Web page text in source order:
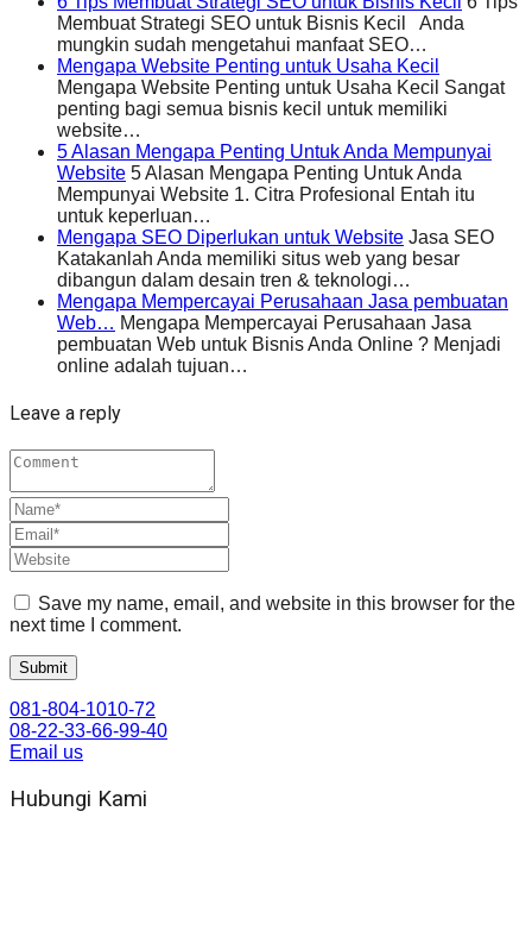
Membuat Strategi SEO untuk Bisnis Kecil Anda
mungkin sudah mengetahui manfaat SEO…
Mengapa Website Penting untuk Usaha Kecil
Mengapa Website Penting untuk Usaha Kecil Sangat
penting bagi semua bisnis kecil untuk memiliki
website…
5 Alasan Mengapa Penting Untuk Anda Mempunyai
Website 5 Alasan Mengapa Penting Untuk Anda
Mempunyai Website 1. Citra Profesional Entah itu
untuk keperluan…
Mengapa SEO Diperlukan untuk Website Jasa SEO
Katakanlah Anda memiliki situs web yang besar
dibangun dalam desain tren & teknologi…
Mengapa Mempercayai Perusahaan Jasa pembuatan
Web… Mengapa Mempercayai Perusahaan Jasa
pembuatan Web untuk Bisnis Anda Online ? Menjadi
online adalah tujuan…
Leave a reply
Save my name, email, and website in this browser for the
next time I comment.
081-804-1010-72
08-22-33-66-99-40
Email us
Hubungi Kami